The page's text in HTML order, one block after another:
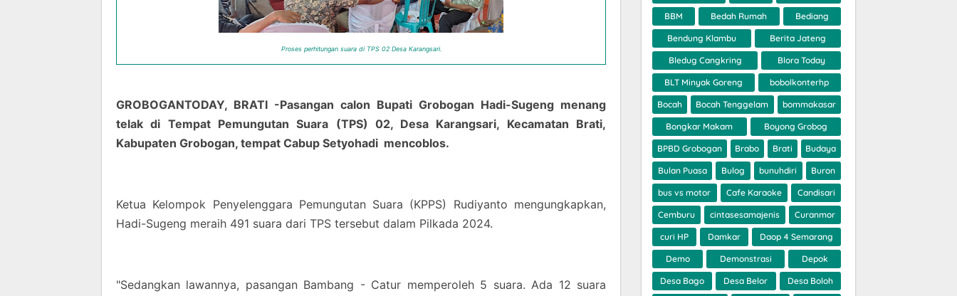
Proses perhitungan suara di TPS 02 Desa Karangsari.
GROBOGANTODAY, BRATI -Pasangan calon Bupati Grobogan Hadi-Sugeng menang
telak di Tempat Pemungutan Suara (TPS) 02, Desa Karangsari, Kecamatan Brati,
Kabupaten Grobogan, tempat Cabup Setyohadi mencoblos.
Ketua Kelompok Penyelenggara Pemungutan Suara (KPPS) Rudiyanto mengungkapkan,
Hadi-Sugeng meraih 491 suara dari TPS tersebut dalam Pilkada 2024.
"Sedangkan lawannya, pasangan Bambang - Catur memperoleh 5 suara. Ada 12 suara
BBM Bedah Rumah Bediang
Bendung Klambu Berita Jateng
Bledug Cangkring Blora Today
BLT Minyak Goreng bobolkonterhp
Bocah Bocah Tenggelam bommakasar
Bongkar Makam Boyong Grobog
BPBD Grobogan Brabo Brati Budaya
Bulan Puasa Bulog bunuhdiri Buron
bus vs motor Cafe Karaoke Candisari
Cemburu cintasesamajenis Curanmor
curi HP Damkar Daop 4 Semarang
Demo Demonstrasi Depok
Desa Bago Desa Belor Desa Boloh